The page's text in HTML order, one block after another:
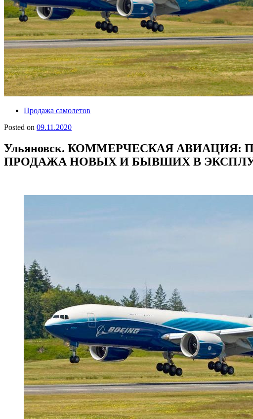
Продажа самолетов
Posted on 09.11.2020
Ульяновск. КОММЕРЧЕСКАЯ АВИАЦИЯ:
ПРОДАЖА НОВЫХ И БЫВШИХ В